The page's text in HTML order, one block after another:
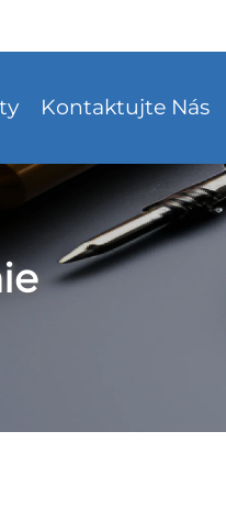
Kontaktujte Nás